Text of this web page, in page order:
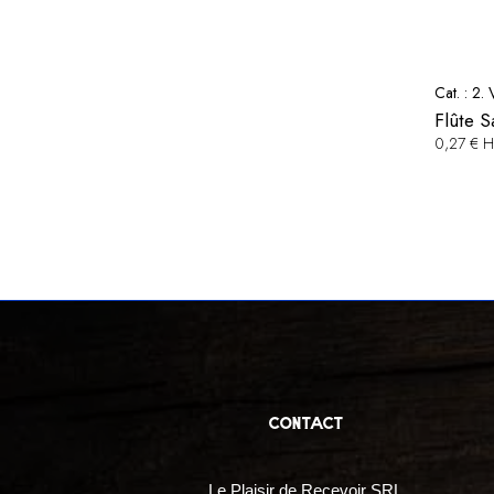
Cat. : 2.
Flûte
0,27 €
contact
Le Plaisir de Recevoir SRL